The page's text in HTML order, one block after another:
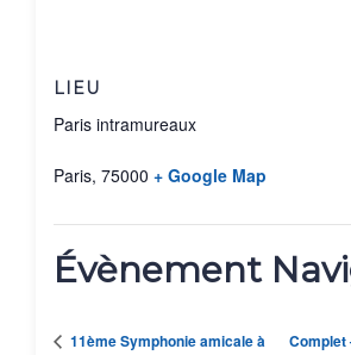
LIEU
Paris intramureaux
Paris, 75000 + Google Map
Évènement
11ème Symphonie amicale à
Complet